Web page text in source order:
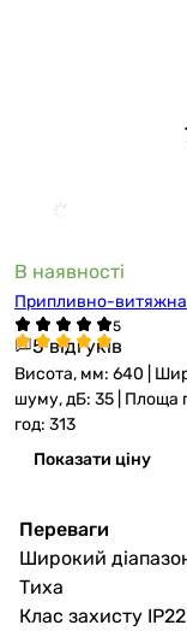
В наявності
Припливно-витяжна
5 відгуків
Висота, мм: 640 |
шуму, дБ: 35 | Площа
год: 313
Показати ціну
Переваги
Широкий
Тиха
Клас захисту IP22